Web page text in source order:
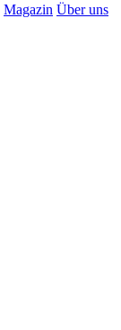
Magazin Über uns